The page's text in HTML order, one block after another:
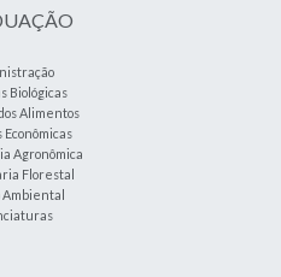
Biológicas
Alimentos
Agronômica
Florestal
Ambiental